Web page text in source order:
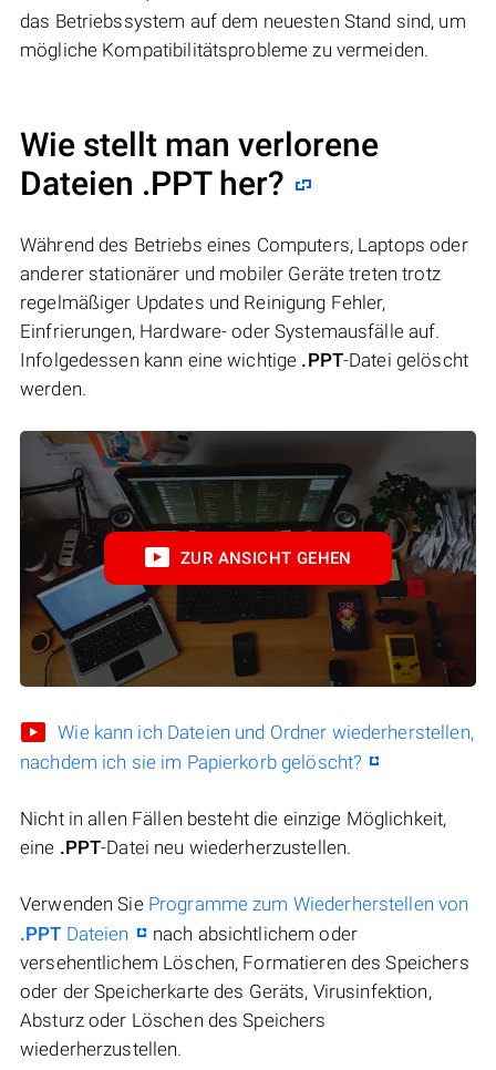
das Betriebssystem auf dem neuesten Stand sind, um
mögliche Kompatibilitätsprobleme zu vermeiden.
Wie stellt man verlorene
Dateien .PPT her?
Während des Betriebs eines Computers, Laptops oder
anderer stationärer und mobiler Geräte treten trotz
regelmäßiger Updates und Reinigung Fehler,
Einfrierungen, Hardware- oder Systemausfälle auf.
Infolgedessen kann eine wichtige .PPT-Datei gelöscht
werden.
ZUR ANSICHT GEHEN
Wie kann ich Dateien und Ordner wiederherstellen,
nachdem ich sie im Papierkorb gelöscht?
Nicht in allen Fällen besteht die einzige Möglichkeit,
eine .PPT-Datei neu wiederherzustellen.
Verwenden Sie Programme zum Wiederherstellen von
.PPT Dateien
nach absichtlichem oder
versehentlichem Löschen, Formatieren des Speichers
oder der Speicherkarte des Geräts, Virusinfektion,
Absturz oder Löschen des Speichers
wiederherzustellen.